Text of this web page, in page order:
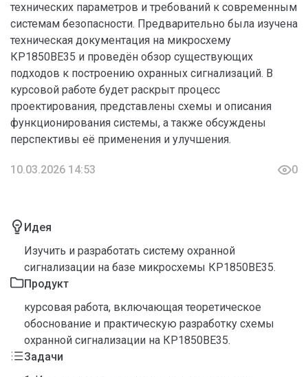
технических параметров и требований к современным
системам безопасности. Предварительно была изучена
техническая документация на микросхему
КР1850ВЕ35 и проведён обзор существующих
подходов к построению охранных сигнализаций. В
курсовой работе будет раскрыт процесс
проектирования, представлены схемы и описания
функционирования системы, а также обсуждены
перспективы её применения и улучшения.
10.03.2026 14:53 0
Идея
Изучить и разработать систему охранной
сигнализации на базе микросхемы КР1850ВЕ35.
Продукт
курсовая работа, включающая теоретическое
обоснование и практическую разработку схемы
охранной сигнализации на КР1850ВЕ35.
Задачи